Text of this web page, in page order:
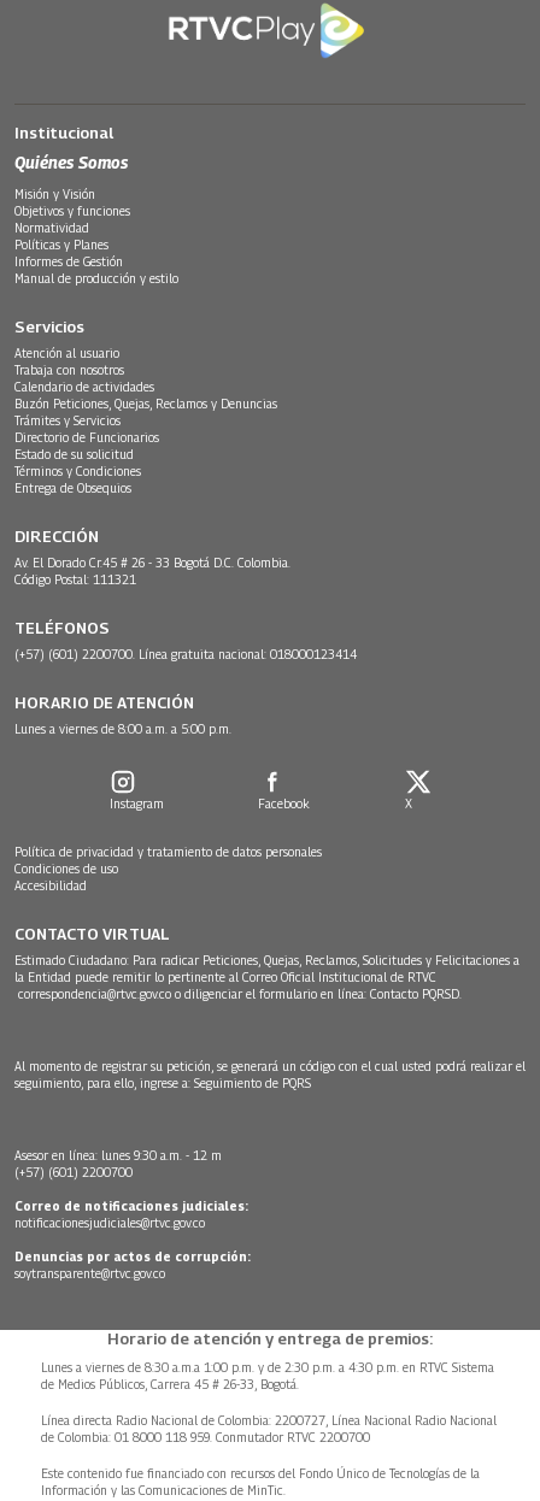
Institucional
Quiénes Somos
Misión y Visión
Objetivos y funciones
Normatividad
Políticas y Planes
Informes de Gestión
Manual de producción y estilo
Servicios
Atención al usuario
Trabaja con nosotros
Calendario de actividades
Buzón Peticiones, Quejas, Reclamos y Denuncias
Trámites y Servicios
Directorio de Funcionarios
Estado de su solicitud
Términos y Condiciones
Entrega de Obsequios
DIRECCIÓN
Av. El Dorado Cr.45 # 26 - 33 Bogotá D.C. Colombia.
Código Postal: 111321
TELÉFONOS
(+57) (601) 2200700. Línea gratuita nacional: 018000123414
HORARIO DE ATENCIÓN
Lunes a viernes de 8:00 a.m. a 5:00 p.m.
Instagram Facebook X
Política de privacidad y tratamiento de datos personales
Condiciones de uso
Accesibilidad
CONTACTO VIRTUAL
Estimado Ciudadano: Para radicar Peticiones, Quejas, Reclamos, Solicitudes y Felicitaciones a
la Entidad puede remitir lo pertinente al Correo Oficial Institucional de RTVC
correspondencia@rtvc.gov.co o diligenciar el formulario en línea: Contacto PQRSD.
Al momento de registrar su petición, se generará un código con el cual usted podrá realizar el
seguimiento, para ello, ingrese a: Seguimiento de PQRS
Asesor en línea: lunes 9:30 a.m. - 12 m
(+57) (601) 2200700
Correo de notificaciones judiciales:
notificacionesjudiciales@rtvc.gov.co
Denuncias por actos de corrupción:
soytransparente@rtvc.gov.co
Horario de atención y entrega de premios:
Lunes a viernes de 8:30 a.m.a 1:00 p.m. y de 2:30 p.m. a 4:30 p.m. en RTVC Sistema
de Medios Públicos, Carrera 45 # 26-33, Bogotá.
Línea directa Radio Nacional de Colombia: 2200727, Línea Nacional Radio Nacional
de Colombia: 01 8000 118 959. Conmutador RTVC 2200700
Este contenido fue financiado con recursos del Fondo Único de Tecnologías de la
Información y las Comunicaciones de MinTic.